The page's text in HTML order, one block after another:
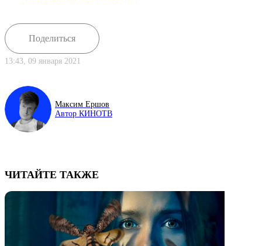
Поделиться
13:43, 09 января 2021
Максим Ершов
Автор КИНОТВ
ЧИТАЙТЕ ТАКЖЕ